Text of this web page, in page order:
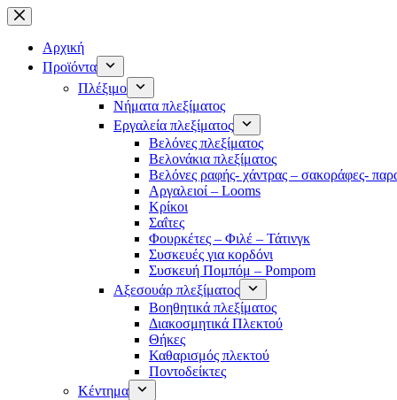
Μετάβαση
στο
περιεχόμενο
Αρχική
Προϊόντα
Πλέξιμο
Νήματα πλεξίματος
Εργαλεία πλεξίματος
Βελόνες πλεξίματος
Βελονάκια πλεξίματος
Βελόνες ραφής- χάντρας – σακοράφες-
Αργαλειοί – Looms
Κρίκοι
Σαΐτες
Φουρκέτες – Φιλέ – Τάτινγκ
Συσκευές για κορδόνι
Συσκευή Πομπόμ – Pompom
Αξεσουάρ πλεξίματος
Βοηθητικά πλεξίματος
Διακοσμητικά Πλεκτού
Θήκες
Καθαρισμός πλεκτού
Ποντοδείκτες
Κέντημα